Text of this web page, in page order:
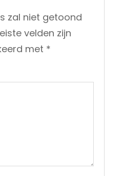
zal niet getoond
velden zijn
met *